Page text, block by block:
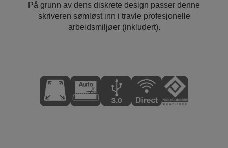
På grunn av dens diskrete design passer denne
skriveren sømløst inn i travle profesjonelle
arbeidsmiljøer (inkludert).